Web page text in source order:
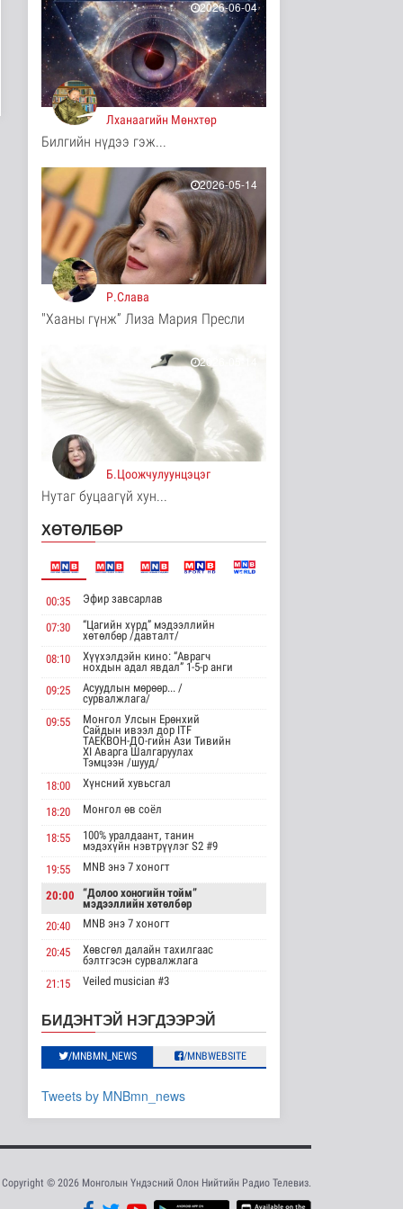
10 цаг 17 минутын өмнө
Иргэд: Хичээлийн
хэрэгслийн үнэ багагүй
нэмэгдсэ..
Нийгэм
10 цаг 20 минутын өмнө
Турк, Саудын Араб,
Пакистан улсууд
батлан хамгаа..
Дэлхийд
10 цаг 23 минутын өмнө
"Онцгой амралт-2026"
реалити шоуны зургийг
авч э..
Нийгэм
10 цаг 25 минутын өмнө
Монгол-Оросын зэвсэгт
буудлагат..
Нийгэм
10 цаг 28 минутын өмнө
Цагааннуур суманд 23
мянга гаруй га талбайд
Нийгэм
нийлүүлэлтийг хоёр да..
Нийгэм
Улаанбаатарт өдөртөө
26 хэм дулаан
Байгаль орчин
11 цаг 47 минутын өмнө
дуулал
Энтертайнмент
14 цаг 3 минутын өмнө
"Цагийн хүрд"
мэдээллийн хөтөлбөр
Нийгэм
2026-08-08 19:59
Хүүхэд залуус, бизнес
эрхлэгчдийг дэмжих
инкубат..
Нийгэм
2026-08-08 17:16
ын хүчин ча..
2026-08-08 17:02
агуулахууд эхнээсээ
2026-08-08 15:56
ЦАГ АГААР:
2026-06-04
Лханаагийн Мөнхтөр
Билгийн нүдээ гэж...
2026-05-14
Р.Слава
"Хааны гүнж” Лиза Мария Пресли
2026-05-14
Б.Цоожчулуунцэцэг
Нутаг буцаагүй хун...
ХӨТӨЛБӨР
00:35 Эфир завсарлав
07:30
“Цагийн хүрд” мэдээллийн
хөтөлбөр /давталт/
08:10
Хүүхэлдэйн кино: “Аврагч
нохдын адал явдал” 1-5-р анги
09:25
Асуудлын мөрөөр... /
сурвалжлага/
09:55
Монгол Улсын Ерөнхий
Сайдын ивээл дор ITF
ТАЕКВОН-ДО-гийн Ази Тивийн
XI Аварга Шалгаруулах
Тэмцээн /шууд/
18:00
Хүнсний хувьсгал
18:20 Монгол өв соёл
18:55
100% уралдаант, танин
мэдэхүйн нэвтрүүлэг S2 #9
19:55
MNB энэ 7 хоногт
20:00
“Долоо хоногийн тойм”
мэдээллийн хөтөлбөр
20:40
MNB энэ 7 хоногт
20:45
Хөвсгөл далайн тахилгаас
бэлтгэсэн сурвалжлага
21:15
Veiled musician #3
23:35
“Гэрэлтэй цонх” үдшийн
хөтөлбөр
БИДЭНТЭЙ НЭГДЭЭРЭЙ
/MNBMN_NEWS /MNBWEBSITE
Tweets by MNBmn_news
Copyright © 2026 Монголын Үндэсний Олон Нийтийн Радио Телевиз.